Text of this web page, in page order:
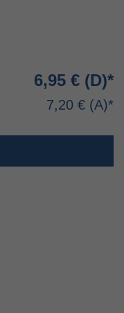
6,95 €
7,20 €